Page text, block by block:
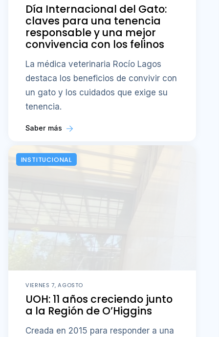
Día Internacional del Gato:
claves para una tenencia
responsable y una mejor
convivencia con los felinos
La médica veterinaria Rocío Lagos
destaca los beneficios de convivir con
un gato y los cuidados que exige su
tenencia.
Saber más
INSTITUCIONAL
VIERNES 7, AGOSTO
UOH: 11 años creciendo junto
a la Región de O’Higgins
Creada en 2015 para responder a una